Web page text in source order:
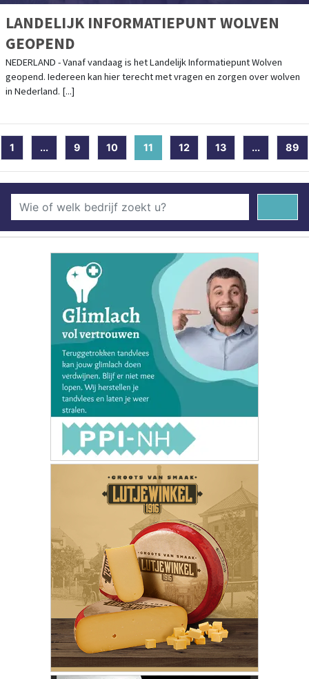
LANDELIJK INFORMATIEPUNT WOLVEN
GEOPEND
NEDERLAND - Vanaf vandaag is het Landelijk Informatiepunt Wolven
geopend. Iedereen kan hier terecht met vragen en zorgen over wolven
in Nederland. [...]
1 ... 9 10 11 (current)
12 13 ... 89